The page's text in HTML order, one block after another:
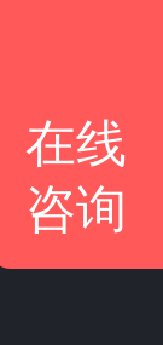
紫荆南门
在线
咨询